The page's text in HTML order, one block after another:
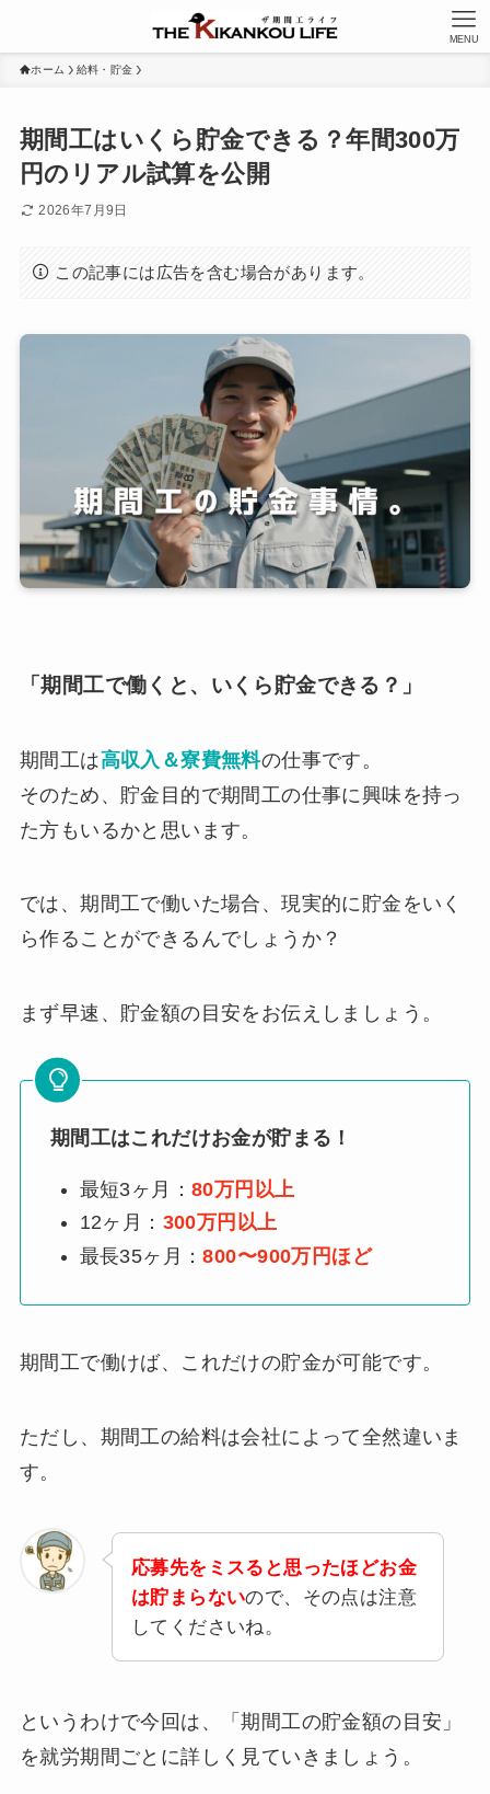
MENU
ホーム 給料・貯金
期間工はいくら貯金できる？年間300万
円のリアル試算を公開
2026年7月9日
この記事には広告を含む場合があります。
「期間工で働くと、いくら貯金できる？」
期間工は高収入＆寮費無料の仕事です。
そのため、貯金目的で期間工の仕事に興味を持っ
た方もいるかと思います。
では、期間工で働いた場合、現実的に貯金をいく
ら作ることができるんでしょうか？
まず早速、貯金額の目安をお伝えしましょう。
期間工はこれだけお金が貯まる！
最短3ヶ月：80万円以上
12ヶ月： 300万円以上
最長35ヶ月：800〜900万円ほど
期間工で働けば、これだけの貯金が可能です。
ただし、期間工の給料は会社によって全然違いま
す。
応募先をミスると思ったほどお金
は貯まらないので、その点は注意
してくださいね。
というわけで今回は、「期間工の貯金額の目安」
を就労期間ごとに詳しく見ていきましょう。